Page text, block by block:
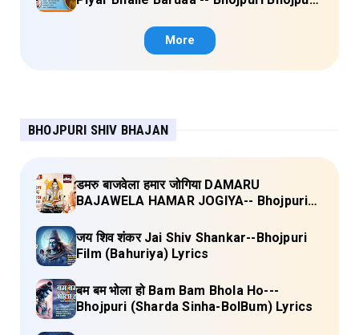
More
BHOJPURI SHIV BHAJAN
डमरु बाजवेला हमार जोगिया DAMARU
BAJAWELA HAMAR JOGIYA-- Bhojpuri
जय शिव शंकर Jai Shiv Shankar--Bhojpuri
Film (Bahuriya) Lyrics
बम बम भोला हो Bam Bam Bhola Ho---
Bhojpuri (Sharda Sinha-BolBum) Lyrics